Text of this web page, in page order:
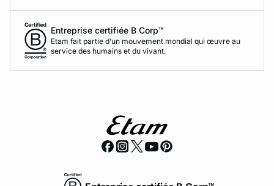
Entreprise certifiée B Corp™
Etam fait partie d’un mouvement mondial qui œuvre au
service des humains et du vivant.